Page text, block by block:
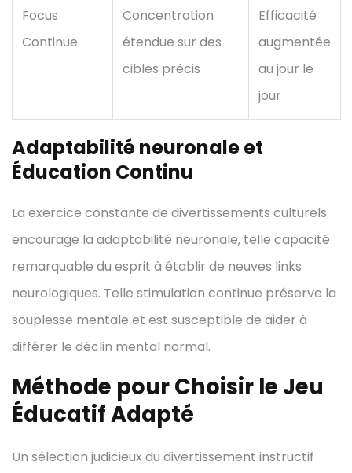
Focus
Continue
Concentration
étendue sur des
cibles précis
Efficacité
augmentée
au jour le
jour
Adaptabilité neuronale et
Éducation Continu
La exercice constante de divertissements culturels
encourage la adaptabilité neuronale, telle capacité
remarquable du esprit à établir de neuves links
neurologiques. Telle stimulation continue préserve la
souplesse mentale et est susceptible de aider à
différer le déclin mental normal.
Méthode pour Choisir le Jeu
Éducatif Adapté
Un sélection judicieux du divertissement instructif